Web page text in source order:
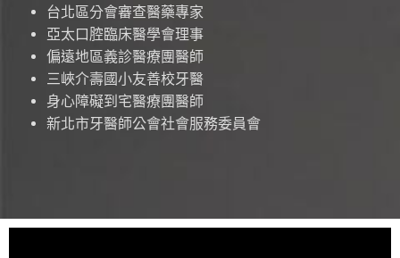
台北區分會審查醫藥專家
亞太口腔臨床醫學會理事
偏遠地區義診醫療團醫師
三峽介壽國小友善校牙醫
身心障礙到宅醫療團醫師
新北市牙醫師公會社會服務委員會